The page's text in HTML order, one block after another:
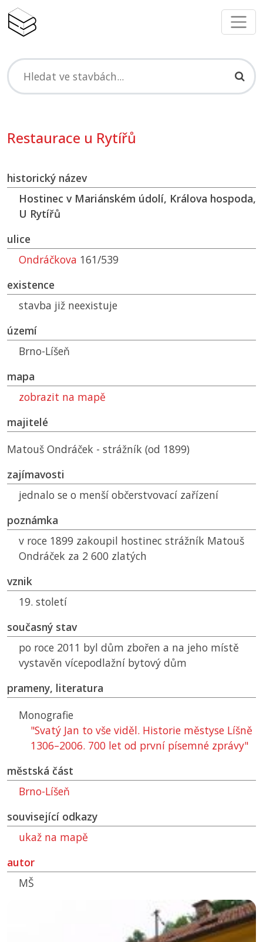
Restaurace u Rytířů
historický název
Hostinec v Mariánském údolí, Králova hospoda,
U Rytířů
ulice
Ondráčkova 161/539
existence
stavba již neexistuje
území
Brno-Líšeň
mapa
zobrazit na mapě
majitelé
Matouš Ondráček - strážník (od 1899)
zajímavosti
jednalo se o menší občerstvovací zařízení
poznámka
v roce 1899 zakoupil hostinec strážník Matouš
Ondráček za 2 600 zlatých
vznik
19. století
současný stav
po roce 2011 byl dům zbořen a na jeho místě
vystavěn vícepodlažní bytový dům
prameny, literatura
Monografie
"Svatý Jan to vše viděl. Historie městyse Líšně
1306–2006. 700 let od první písemné zprávy"
městská část
Brno-Líšeň
související odkazy
ukaž na mapě
autor
MŠ